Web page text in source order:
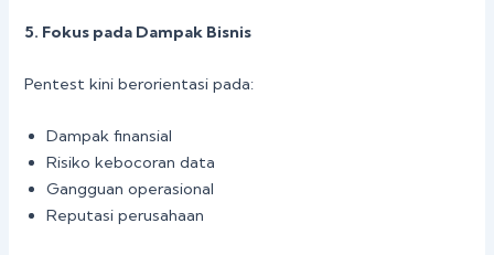
5. Fokus pada Dampak Bisnis
Pentest kini berorientasi pada:
Dampak finansial
Risiko kebocoran data
Gangguan operasional
Reputasi perusahaan